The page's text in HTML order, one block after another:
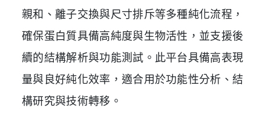
親和、離子交換與尺寸排斥等多種純化流程，
確保蛋白質具備高純度與生物活性，並支援後
續的結構解析與功能測試。此平台具備高表現
量與良好純化效率，適合用於功能性分析、結
構研究與技術轉移。